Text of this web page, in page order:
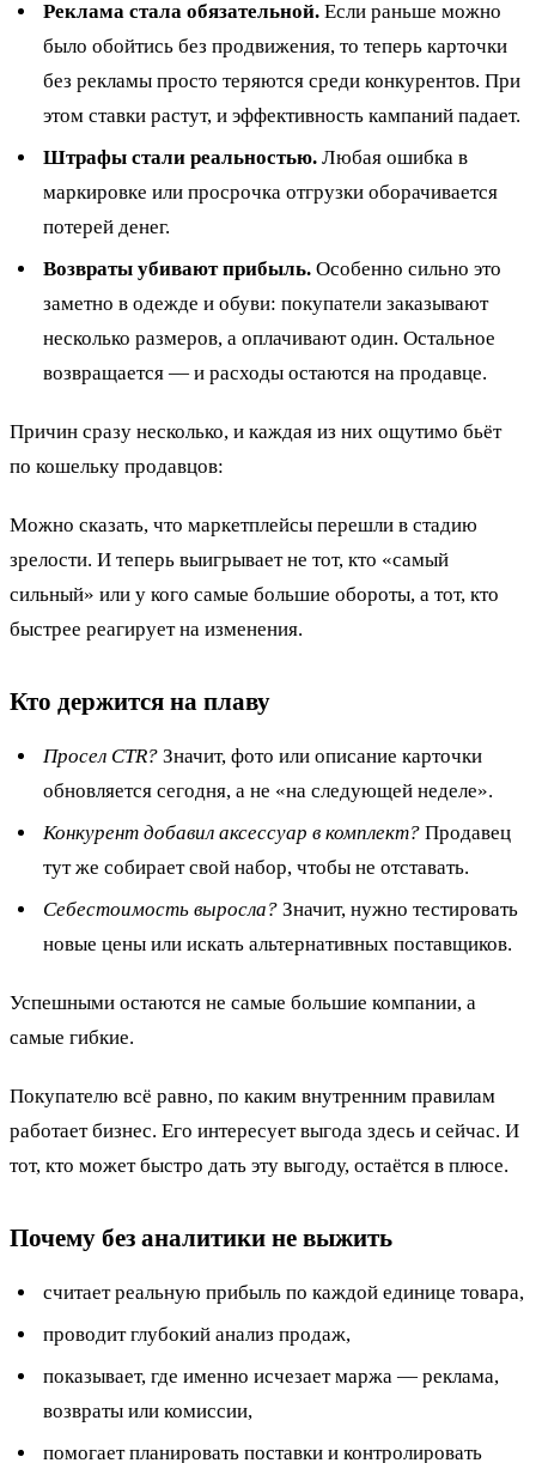
Реклама стала обязательной. Если раньше можно
было обойтись без продвижения, то теперь карточки
без рекламы просто теряются среди конкурентов. При
этом ставки растут, и эффективность кампаний падает.
Штрафы стали реальностью. Любая ошибка в
маркировке или просрочка отгрузки оборачивается
потерей денег.
Возвраты убивают прибыль. Особенно сильно это
заметно в одежде и обуви: покупатели заказывают
несколько размеров, а оплачивают один. Остальное
возвращается — и расходы остаются на продавце.
Причин сразу несколько, и каждая из них ощутимо бьёт
по кошельку продавцов:
Можно сказать, что маркетплейсы перешли в стадию
зрелости. И теперь выигрывает не тот, кто «самый
сильный» или у кого самые большие обороты, а тот, кто
быстрее реагирует на изменения.
Кто держится на плаву
Просел CTR? Значит, фото или описание карточки
обновляется сегодня, а не «на следующей неделе».
Конкурент добавил аксессуар в комплект? Продавец
тут же собирает свой набор, чтобы не отставать.
Себестоимость выросла? Значит, нужно тестировать
новые цены или искать альтернативных поставщиков.
Успешными остаются не самые большие компании, а
самые гибкие.
Покупателю всё равно, по каким внутренним правилам
работает бизнес. Его интересует выгода здесь и сейчас. И
тот, кто может быстро дать эту выгоду, остаётся в плюсе.
Почему без аналитики не выжить
считает реальную прибыль по каждой единице товара,
проводит глубокий анализ продаж,
показывает, где именно исчезает маржа — реклама,
возвраты или комиссии,
помогает планировать поставки и контролировать